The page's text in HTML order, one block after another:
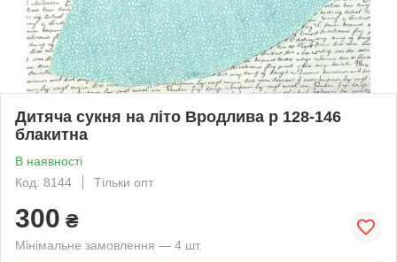
Дитяча сукня на літо Вродлива р 128-146
блакитна
В наявності
Код: 8144
Тільки опт
300 ₴
Мінімальне замовлення — 4 шт.